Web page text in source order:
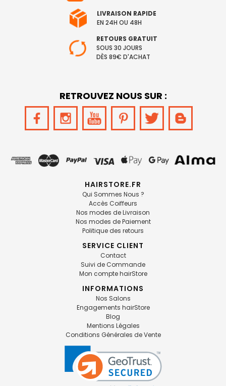
LIVRAISON RAPIDE
EN 24H OU 48H
RETOURS GRATUIT
SOUS 30 JOURS
DÈS 89€ D'ACHAT
RETROUVEZ NOUS SUR :
HAIRSTORE.FR
Qui Sommes Nous ?
Accès Coiffeurs
Nos modes de Livraison
Nos modes de Paiement
Politique des retours
SERVICE CLIENT
Contact
Suivi de Commande
Mon compte hairStore
INFORMATIONS
Nos Salons
Engagements hairStore
Blog
Mentions Légales
Conditions Générales de Vente